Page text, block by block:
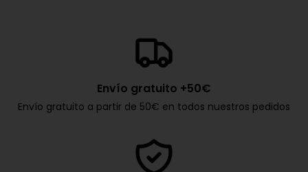
Envío gratuito +50€
Envío gratuito a partir de 50€ en todos nuestros pedidos